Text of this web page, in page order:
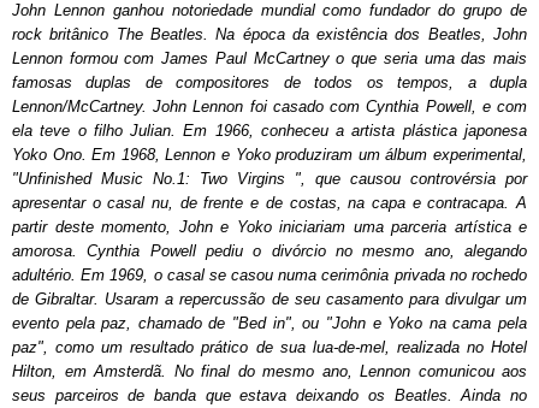
John Lennon ganhou notoriedade mundial como fundador do grupo de
rock britânico The Beatles . Na época da existência dos Beatles, John
Lennon formou comJames Paul McCartneyo que seria uma das mais
famosas duplas de compositores de todos os tempos, a dupla
Lennon/McCartney. John Lennon foi casado comCynthia Powell, e com
ela teve o filho Julian. Em 1966, conheceu a artista plástica japonesa
Yoko Ono. Em 1968, Lennon e Yoko produziram um álbum experimental,
"Unfinished Music No.1: Two Virgins ", que causou controvérsia por
apresentar o casal nu, de frente e de costas, na capa e contracapa. A
partir deste momento, John e Yoko iniciariam uma parceria artística e
amorosa. Cynthia Powell pediu o divórcio no mesmo ano, alegando
adultério. Em 1969 , o casal se casou numa cerimônia privada no rochedo
de Gibraltar. Usaram a repercussão de seu casamento para divulgar um
evento pela paz, chamado de "Bed in", ou "John e Yoko na cama pela
paz", como um resultado prático de sua lua-de-mel, realizada no Hotel
Hilton, em Amsterdã. No final do mesmo ano, Lennon comunicou aos
seus parceiros de banda que estava deixando os Beatles. Ainda no